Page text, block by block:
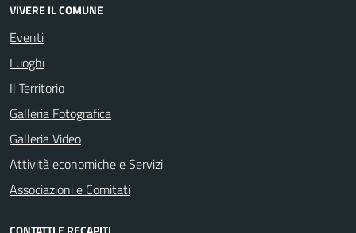
VIVERE IL COMUNE
Eventi
Luoghi
Il Territorio
Galleria Fotografica
Galleria Video
Attività economiche e Servizi
Associazioni e Comitati